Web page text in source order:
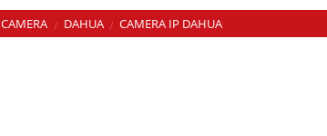
CAMERA / DAHUA / CAMERA IP DAHUA